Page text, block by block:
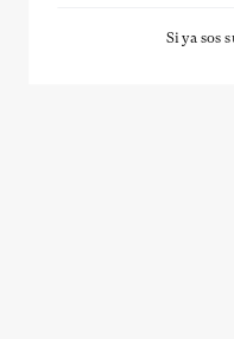
Si ya sos